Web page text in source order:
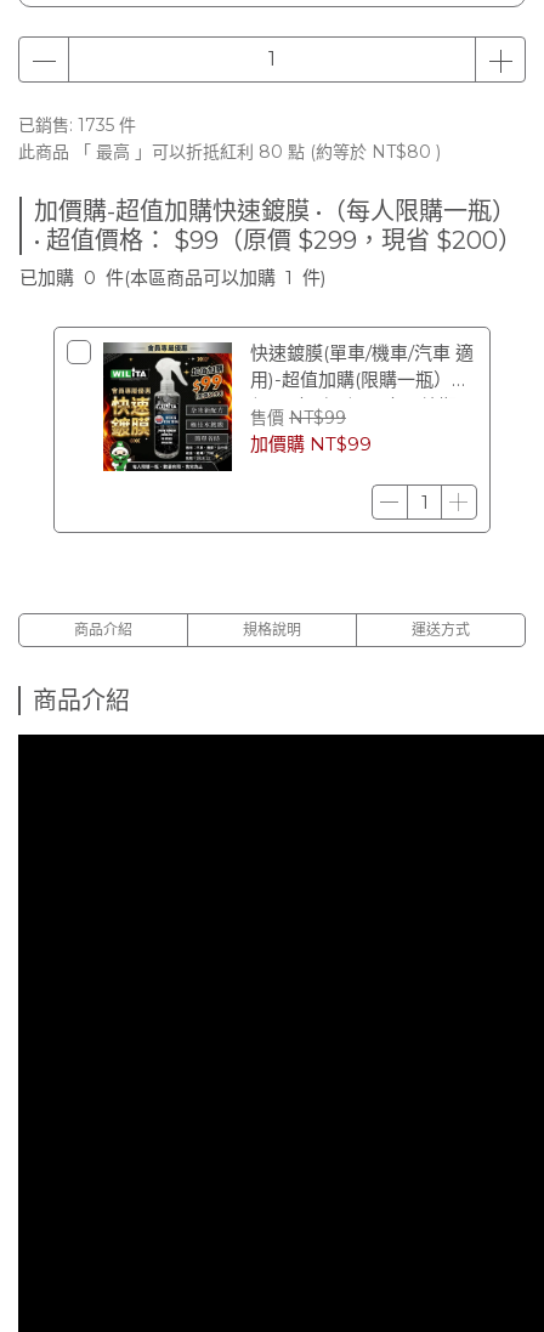
已銷售: 1735 件
此商品 「 最高 」可以折抵紅利 80 點 (約等於 NT$80 )
加價購-超值加購快速鍍膜 •（每人限購一瓶）
• 超值價格： $99（原價 $299，現省 $200）
已加購 0 件(本區商品可以加購 1 件)
快速鍍膜(單車/機車/汽車 適
用)-超值加購(限購一瓶）
$99（原價 $299） (效期
2028/12)
售價 NT$99
加價購 NT$99
商品介紹 規格說明 運送方式
商品介紹